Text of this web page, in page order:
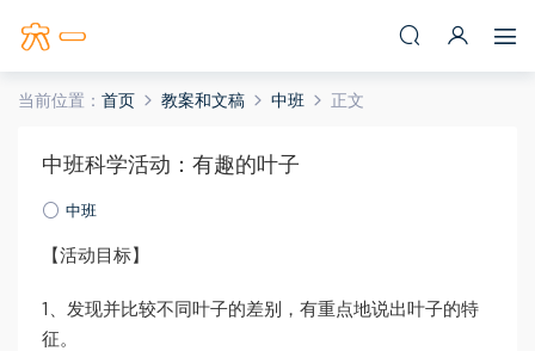
当前位置： 首页 教案和文稿 中班 正文
中班科学活动：有趣的叶子
中班
【活动目标】
1、发现并比较不同叶子的差别，有重点地说出叶子的特
征。